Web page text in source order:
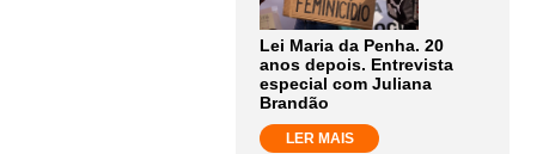
Lei Maria da Penha. 20
anos depois. Entrevista
especial com Juliana
Brandão
LER MAIS